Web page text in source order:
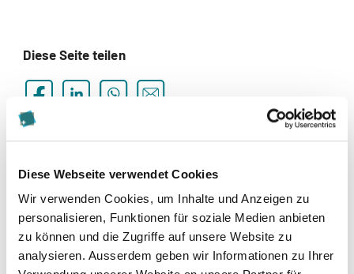
Diese Webseite verwendet Cookies
Wir verwenden Cookies, um Inhalte und Anzeigen zu
personalisieren, Funktionen für soziale Medien anbieten
zu können und die Zugriffe auf unsere Website zu
analysieren. Ausserdem geben wir Informationen zu Ihrer
Diese Seite teilen
Studiengänge Informatik (14)
Bachelor of Science FH in Business Information
Technology / Wirtschaftsinformatik